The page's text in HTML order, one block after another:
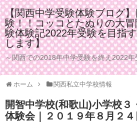
【関西中学受験体験ブログ
験！！コッコとたぬりの大
験体験記2022年受験を目指
します】
～関西での2018年中学受験を終え2022年
ホーム 関西私立中学校情報
開智中学校(和歌山)小学校３
体験会｜２０１９年８月２４